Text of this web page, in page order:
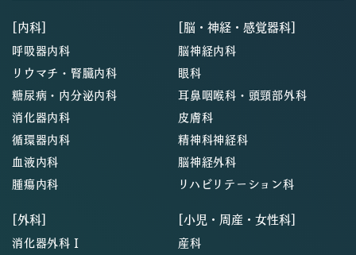
[内科]
呼吸器内科
リウマチ・腎臓内科
糖尿病・内分泌内科
消化器内科
循環器内科
血液内科
腫瘍内科
[外科]
消化器外科Ⅰ
[脳・神経・感覚器科]
脳神経内科
眼科
耳鼻咽喉科・頭頸部外科
皮膚科
精神科神経科
脳神経外科
リハビリテーション科
[小児・周産・女性科]
産科